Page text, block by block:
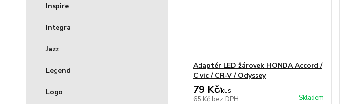
Inspire
Integra
Jazz
Legend
Logo
Adaptér LED žárovek HONDA Accord /
Civic / CR-V / Odyssey
79 Kč/kus
65 Kč bez DPH Skladem